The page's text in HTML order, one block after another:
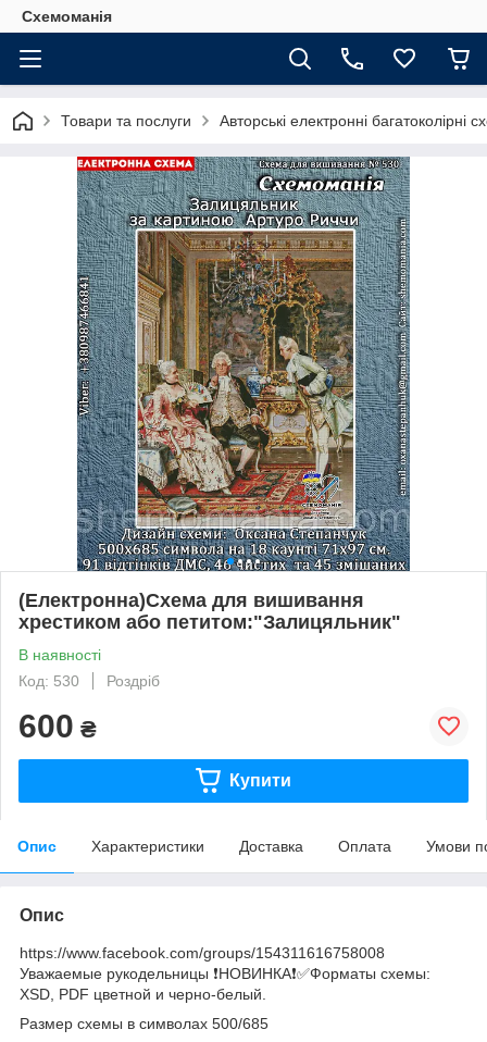
Схемоманія
Товари та послуги Авторські електронні
(Електронна)Схема для вишивання
хрестиком або петитом:"Залицяльник"
В наявності
Код: 530
Роздріб
600 ₴
Купити
Опис Характеристики Доставка Оплата Умови
Опис
https://www.facebook.com/groups/154311616758008
Уважаемые рукодельницы ❗️НОВИНКА❗️✅Форматы схемы:
XSD, PDF цветной и черно-белый.
Размер схемы в символах 500/685